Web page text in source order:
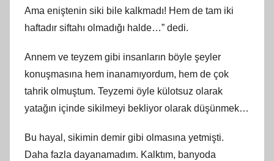
Ama eniştenin siki bile kalkmadı! Hem de tam iki
haftadır siftahı olmadığı halde…” dedi.
Annem ve teyzem gibi insanların böyle şeyler
konuşmasına hem inanamıyordum, hem de çok
tahrik olmuştum. Teyzemi öyle külotsuz olarak
yatağın içinde sikilmeyi bekliyor olarak düşünmek…
Bu hayal, sikimin demir gibi olmasına yetmişti.
Daha fazla dayanamadım. Kalktım, banyoda